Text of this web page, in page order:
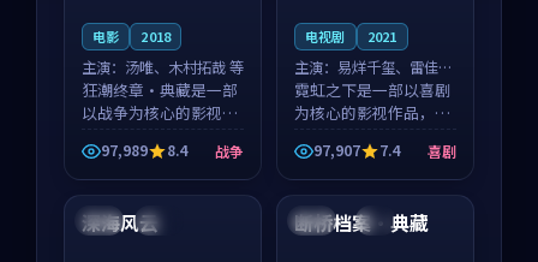
电影 2018
主演： 汤唯、木村拓哉 等
狂潮终章·典藏是一部
以战争为核心的影视作
品，围绕危机、反转与
人物成长展开，整体节
奏紧凑，值得推荐观
看。
97,989 8.4 战争
电视剧 2021
主演： 易烊千玺、雷佳音
等
霓虹之下是一部以喜剧
为核心的影视作品，围
绕危机、反转与人物成
长展开，整体节奏紧
凑，值得推荐观看。
97,907 7.4 喜剧
法国 独播
深海风云 中国 4K
断桥档案·典藏